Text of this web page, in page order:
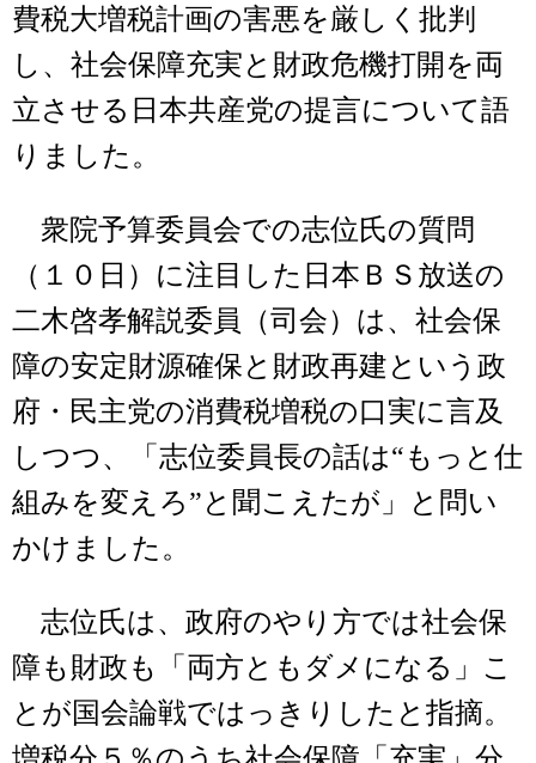
費税大増税計画の害悪を厳しく批判
し、社会保障充実と財政危機打開を両
立させる日本共産党の提言について語
りました。
衆院予算委員会での志位氏の質問
（１０日）に注目した日本ＢＳ放送の
二木啓孝解説委員（司会）は、社会保
障の安定財源確保と財政再建という政
府・民主党の消費税増税の口実に言及
しつつ、「志位委員長の話は“もっと仕
組みを変えろ”と聞こえたが」と問い
かけました。
志位氏は、政府のやり方では社会保
障も財政も「両方ともダメになる」こ
とが国会論戦ではっきりしたと指摘。